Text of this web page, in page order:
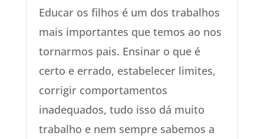
Educar os filhos é um dos trabalhos
mais importantes que temos ao nos
tornarmos pais. Ensinar o que é
certo e errado, estabelecer limites,
corrigir comportamentos
inadequados, tudo isso dá muito
trabalho e nem sempre sabemos a